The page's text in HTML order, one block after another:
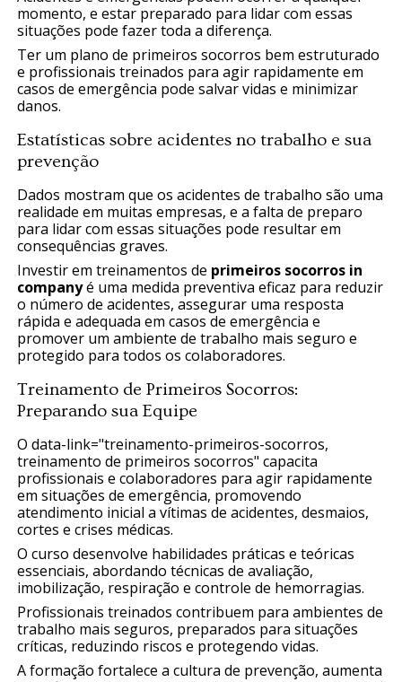
momento, e estar preparado para lidar com essas
situações pode fazer toda a diferença.
Ter um plano de primeiros socorros bem estruturado
e profissionais treinados para agir rapidamente em
casos de emergência pode salvar vidas e minimizar
danos.
Estatísticas sobre acidentes no trabalho e sua
prevenção
Dados mostram que os acidentes de trabalho são uma
realidade em muitas empresas, e a falta de preparo
para lidar com essas situações pode resultar em
consequências graves.
Investir em treinamentos de primeiros socorros in
companyé uma medida preventiva eficaz para reduzir
o número de acidentes, assegurar uma resposta
rápida e adequada em casos de emergência e
promover um ambiente de trabalho mais seguro e
protegido para todos os colaboradores.
Treinamento de Primeiros Socorros:
Preparando sua Equipe
O data-link="treinamento-primeiros-socorros,
treinamento de primeiros socorros" capacita
profissionais e colaboradores para agir rapidamente
em situações de emergência, promovendo
atendimento inicial a vítimas de acidentes, desmaios,
cortes e crises médicas.
O curso desenvolve habilidades práticas e teóricas
essenciais, abordando técnicas de avaliação,
imobilização, respiração e controle de hemorragias.
Profissionais treinados contribuem para ambientes de
trabalho mais seguros, preparados para situações
críticas, reduzindo riscos e protegendo vidas.
A formação fortalece a cultura de prevenção, aumenta